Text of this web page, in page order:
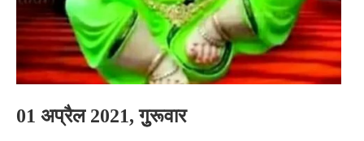
01 अप्रैल 2021, गुुरूवार